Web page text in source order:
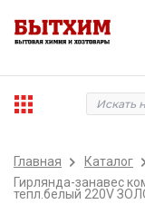
Главная Каталог
Гирлянда-занавес
тепл.белый 220V